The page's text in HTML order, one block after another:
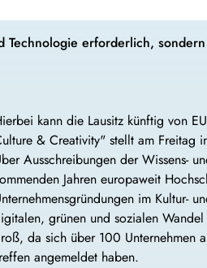
erforderlich,
kann die Lausitz künftig von
& Creativity" stellt am Freitag
Ausschreibungen der Wissens-
Jahren europaweit
im Kultur-
grünen und sozialen
da sich über 100 Unternehmen
angemeldet haben.